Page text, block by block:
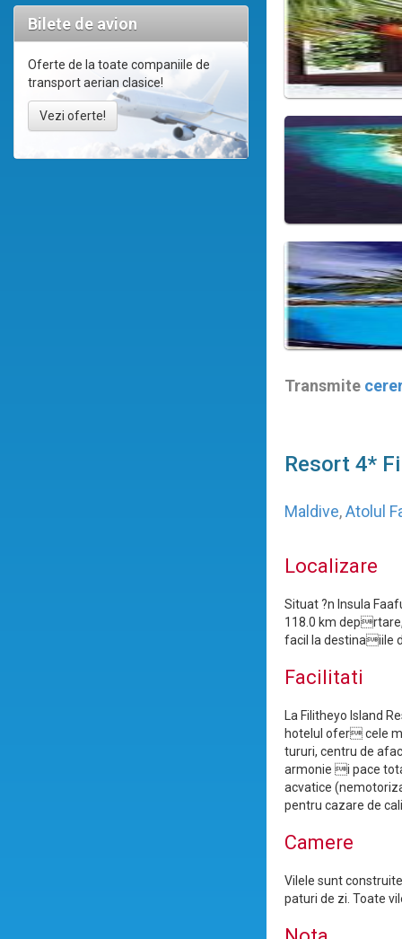
Bilete de avion
Oferte de la toate companiile de
transport aerian clasice!
Vezi oferte!
Transmite
Resort 4*
Maldive,Atolul
Localizare
Situat ?n Insula
118.0 km
facil la destinaiile
Facilitati
La Filitheyo Island
hotelul ofer cele
tururi, centru de
armonie i pace
acvatice
pentru cazare de
Camere
Vilele sunt
paturi de zi. Toate